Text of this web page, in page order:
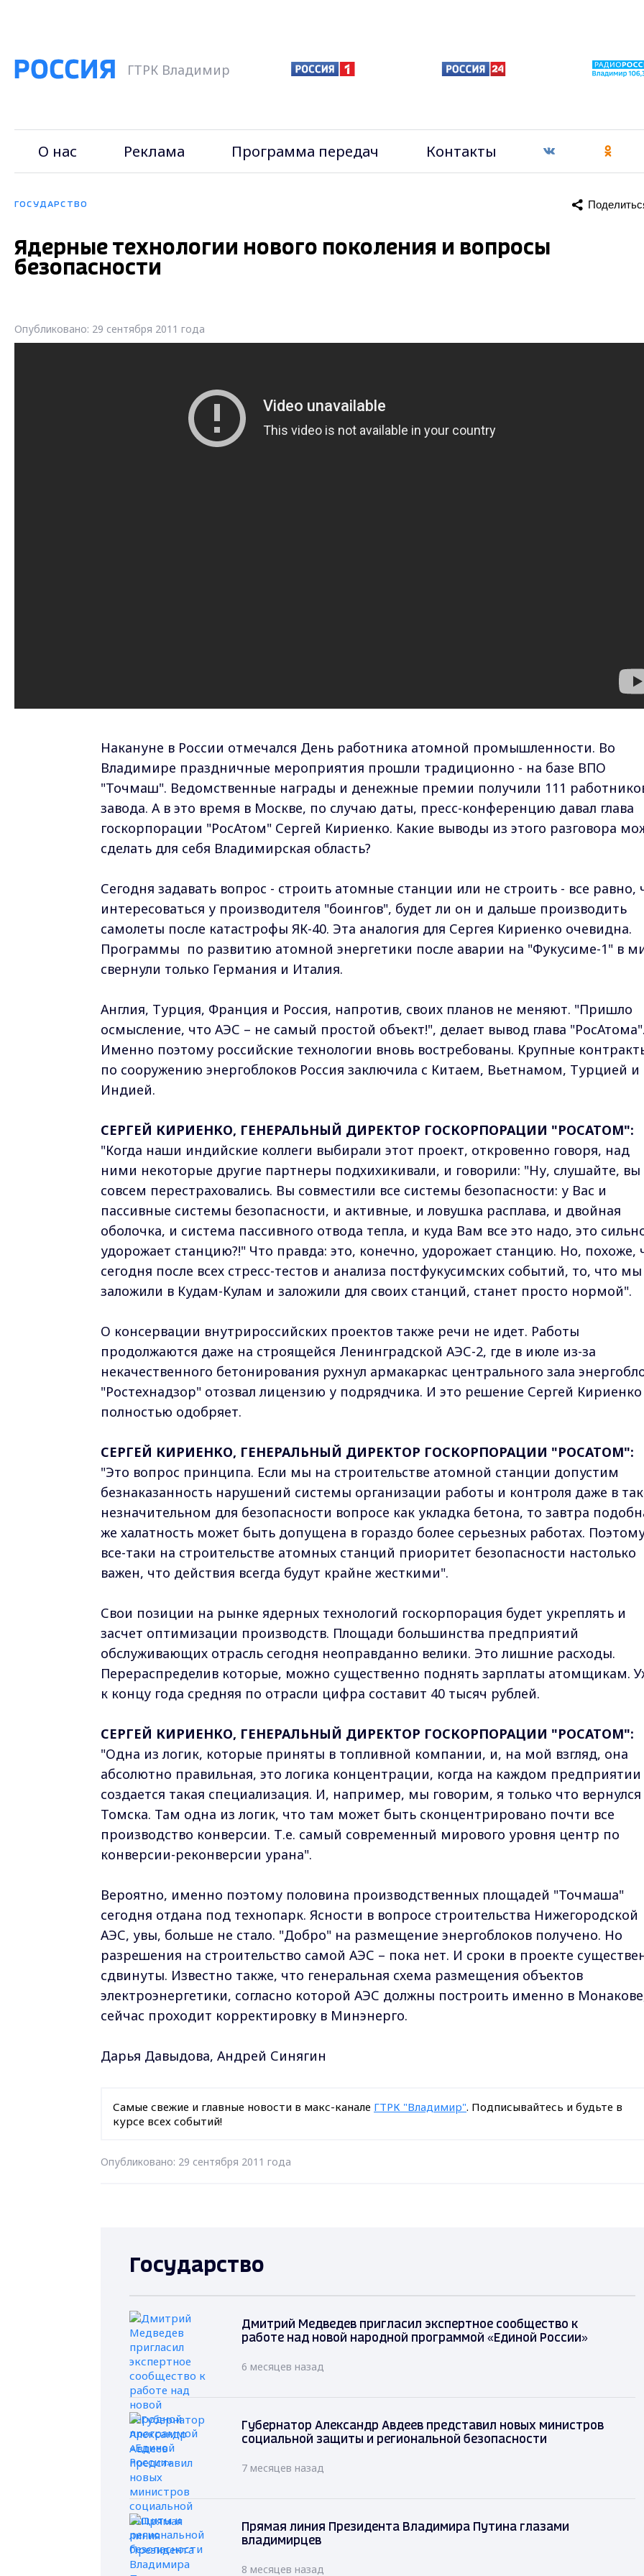
ГТРК Владимир
О нас Реклама Программа передач Контакты
ГОСУДАРСТВО
Ядерные технологии нового поколения и вопросы
безопасности
Опубликовано: 29 сентября 2011 года
Накануне в России отмечался День работника атомной промышленности. Во
Владимире праздничные мероприятия прошли традиционно - на базе ВПО
"Точмаш". Ведомственные награды и денежные премии получили 111
завода. А в это время в Москве, по случаю даты, пресс-конференцию давал глава
госкорпорации "РосАтом" Сергей Кириенко. Какие выводы из этого разговора
сделать для себя Владимирская область?
Сегодня задавать вопрос - строить атомные станции или не строить - все равно,
интересоваться у производителя "боингов", будет ли он и дальше производить
самолеты после катастрофы ЯК-40. Эта аналогия для Сергея Кириенко очевидна.
Программы по развитию атомной энергетики после аварии на "Фукусиме-1" в
свернули только Германия и Италия.
Англия, Турция, Франция и Россия, напротив, своих планов не меняют. "Пришло
осмысление, что АЭС – не самый простой объект!", делает вывод глава "РосАтома".
Именно поэтому российские технологии вновь востребованы. Крупные
по сооружению энергоблоков Россия заключила с Китаем, Вьетнамом, Турцией и
Индией.
СЕРГЕЙ КИРИЕНКО, ГЕНЕРАЛЬНЫЙ ДИРЕКТОР ГОСКОРПОРАЦИИ "РОСАТОМ":
"Когда наши индийские коллеги выбирали этот проект, откровенно говоря, над
ними некоторые другие партнеры подхихикивали, и говорили: "Ну, слушайте, вы
совсем перестраховались. Вы совместили все системы безопасности: у Вас и
пассивные системы безопасности, и активные, и ловушка расплава, и двойная
оболочка, и система пассивного отвода тепла, и куда Вам все это надо, это
удорожает станцию?!" Что правда: это, конечно, удорожает станцию. Но, похоже,
сегодня после всех стресс-тестов и анализа постфукусимских событий, то, что мы
заложили в Кудам-Кулам и заложили для своих станций, станет просто нормой".
О консервации внутрироссийских проектов также речи не идет. Работы
продолжаются даже на строящейся Ленинградской АЭС-2, где в июле из-за
некачественного бетонирования рухнул армакаркас центрального зала
"Ростехнадзор" отозвал лицензию у подрядчика. И это решение Сергей Кириенко
полностью одобряет.
СЕРГЕЙ КИРИЕНКО, ГЕНЕРАЛЬНЫЙ ДИРЕКТОР ГОСКОРПОРАЦИИ "РОСАТОМ":
"Это вопрос принципа. Если мы на строительстве атомной станции допустим
безнаказанность нарушений системы организации работы и контроля даже в
незначительном для безопасности вопросе как укладка бетона, то завтра
же халатность может быть допущена в гораздо более серьезных работах.
все-таки на строительстве атомных станций приоритет безопасности настолько
важен, что действия всегда будут крайне жесткими".
Свои позиции на рынке ядерных технологий госкорпорация будет укреплять и
засчет оптимизации производств. Площади большинства предприятий
обслуживающих отрасль сегодня неоправданно велики. Это лишние расходы.
Перераспределив которые, можно существенно поднять зарплаты атомщикам.
к концу года средняя по отрасли цифра составит 40 тысяч рублей.
СЕРГЕЙ КИРИЕНКО, ГЕНЕРАЛЬНЫЙ ДИРЕКТОР ГОСКОРПОРАЦИИ "РОСАТОМ":
"Одна из логик, которые приняты в топливной компании, и, на мой взгляд, она
абсолютно правильная, это логика концентрации, когда на каждом предприятии
создается такая специализация. И, например, мы говорим, я только что вернулся
Томска. Там одна из логик, что там может быть сконцентрировано почти все
производство конверсии. Т.е. самый современный мирового уровня центр по
конверсии-реконверсии урана".
Вероятно, именно поэтому половина производственных площадей "Точмаша"
сегодня отдана под технопарк. Ясности в вопросе строительства Нижегородской
АЭС, увы, больше не стало. "Добро" на размещение энергоблоков получено. Но
разрешения на строительство самой АЭС – пока нет. И сроки в проекте
сдвинуты. Известно также, что генеральная схема размещения объектов
электроэнергетики, согласно которой АЭС должны построить именно в
сейчас проходит корректировку в Минэнерго.
Дарья Давыдова, Андрей Синягин
Самые свежие и главные новости в макс-канале ГТРК "Владимир". Подписывайтесь и будьте в
курсе всех событий!
Опубликовано: 29 сентября 2011 года
Государство
Дмитрий Медведев пригласил экспертное сообщество к
работе над новой народной программой «Единой России»
6 месяцев назад
Губернатор Александр Авдеев представил новых министров
социальной защиты и региональной безопасности
7 месяцев назад
Прямая линия Президента Владимира Путина глазами
владимирцев
8 месяцев назад